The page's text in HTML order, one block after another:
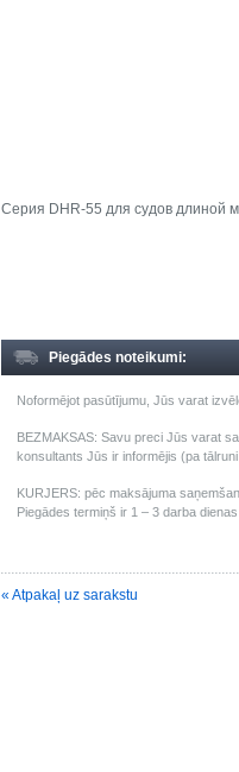
Серия DHR-55 для судов длиной
Piegādes noteikumi:
Noformējot pasūtījumu, Jūs varat
BEZMAKSAS: Savu preci Jūs varat
konsultants Jūs ir informējis (pa
KURJERS: pēc maksājuma
Piegādes termiņš ir 1 – 3 darba
« Atpakaļ uz sarakstu